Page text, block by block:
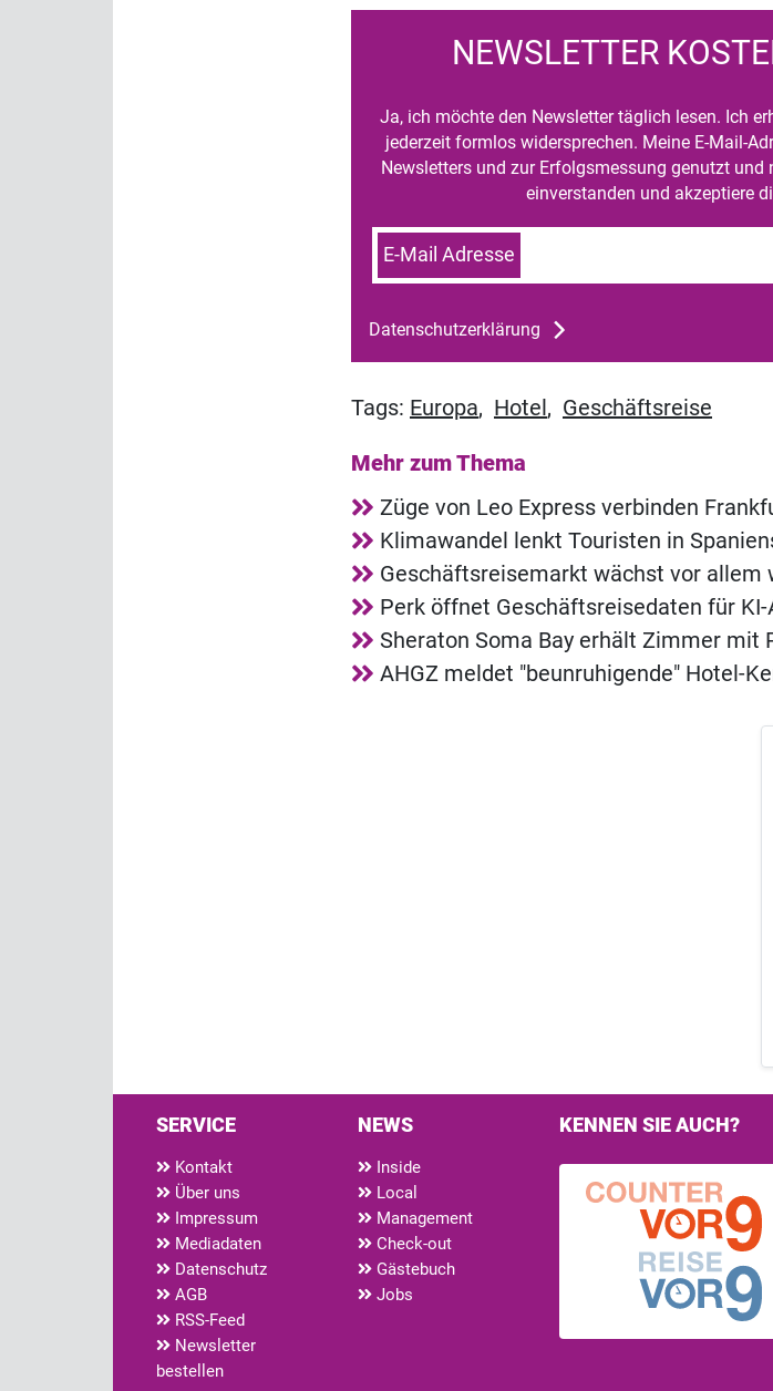
NEWSLETTER
Ja, ich möchte den Newsletter täglich lesen. Ich
jederzeit formlos widersprechen. Meine E-Mail-
Newsletters und zur Erfolgsmessung genutzt
einverstanden und akzeptiere
E-Mail Adresse
Datenschutzerklärung
Tags: Europa, Hotel, Geschäftsreise
Mehr zum Thema
Züge von Leo Express verbinden
Klimawandel lenkt Touristen in
Geschäftsreisemarkt wächst vor allem
Perk öffnet Geschäftsreisedaten für
Sheraton Soma Bay erhält Zimmer mit
AHGZ meldet "beunruhigende" Hotel-
SERVICE
Kontakt
Über uns
Impressum
Mediadaten
Datenschutz
AGB
RSS-Feed
Newsletter
bestellen
NEWS
Inside
Local
Management
Check-out
Gästebuch
Jobs
KENNEN SIE AUCH?